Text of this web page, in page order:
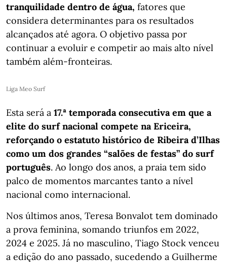
tranquilidade dentro de água, fatores que
considera determinantes para os resultados
alcançados até agora. O objetivo passa por
continuar a evoluir e competir ao mais alto nível
também além-fronteiras.
Liga Meo Surf
Esta será a 17.ª temporada consecutiva em que a
elite do surf nacional compete na Ericeira,
reforçando o estatuto histórico de Ribeira d’Ilhas
como um dos grandes “salões de festas” do surf
português. Ao longo dos anos, a praia tem sido
palco de momentos marcantes tanto a nível
nacional como internacional.
Nos últimos anos, Teresa Bonvalot tem dominado
a prova feminina, somando triunfos em 2022,
2024 e 2025. Já no masculino, Tiago Stock venceu
a edição do ano passado, sucedendo a Guilherme